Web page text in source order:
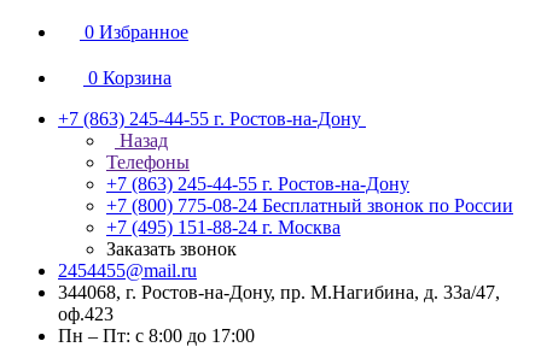
0 Избранное
0 Корзина
+7 (863) 245-44-55 г. Ростов-на-Дону
Назад
Телефоны
+7 (863) 245-44-55 г. Ростов-на-Дону
+7 (800) 775-08-24 Бесплатный звонок по России
+7 (495) 151-88-24 г. Москва
Заказать звонок
2454455@mail.ru
344068, г. Ростов-на-Дону, пр. М.Нагибина, д. 33а/47,
оф.423
Пн – Пт: с 8:00 до 17:00